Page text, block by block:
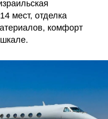
мест, отделка
комфорт